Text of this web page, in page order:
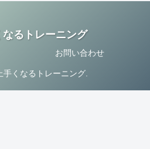
るトレーニング
お問い合わせ
くなるトレーニング.